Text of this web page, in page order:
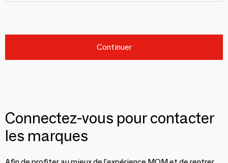
Continuer
Connectez-vous pour contacter
les marques